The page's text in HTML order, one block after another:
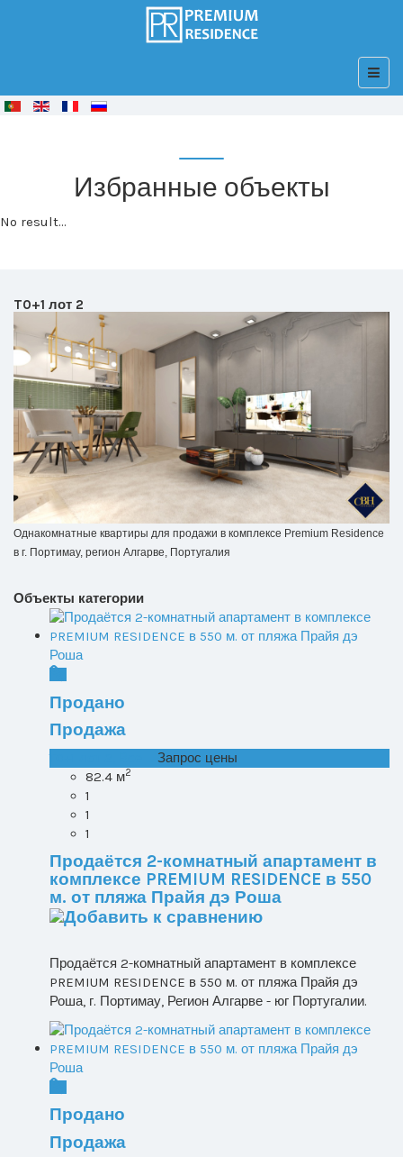
© FreeJoomla! 3 Modules
Избранные объекты
No result...
T0+1 лот 2
Однакомнатные квартиры для продажи в комплексе Premium Residence
в г. Портимау, регион Алгарве, Португалия
Объекты категории
Продано
Продажа
Запрос цены
82.4 м2
1
1
1
Продаётся 2-комнатный апартамент в
комплексе PREMIUM RESIDENCE в 550
м. от пляжа Прайя дэ Роша
Продаётся 2-комнатный апартамент в комплексе
PREMIUM RESIDENCE в 550 м. от пляжа Прайя дэ
Роша, г. Портимау, Регион Алгарве - юг Португалии.
Продано
Продажа